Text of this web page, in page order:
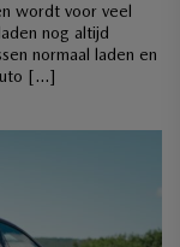
wordt voor veel
nog altijd
normaal laden en
[…]